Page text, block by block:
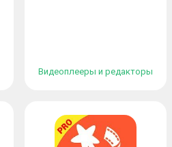
Видеоплееры и редакторы